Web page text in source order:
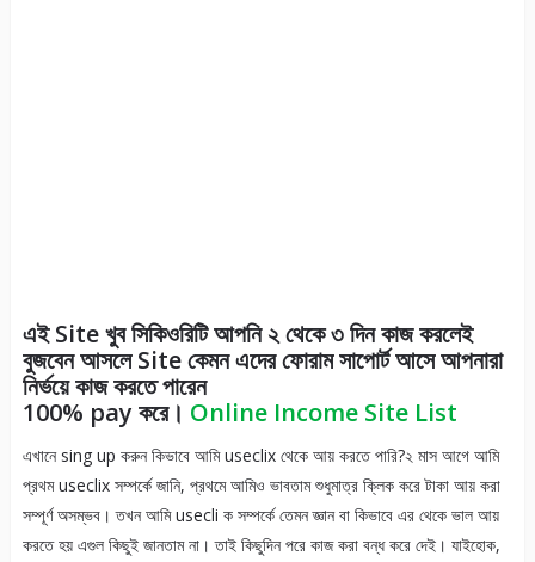
এই Site খুব সিকিওরিটি আপনি ২ থেকে ৩ দিন কাজ করলেই
বুজবেন আসলে Site কেমন এদের ফোরাম সাপোর্ট আসে আপনারা
নির্ভয়ে কাজ করতে পারেন
100% pay করে। Online Income Site List
এখানে sing up করুন কিভাবে আমি useclix থেকে আয় করতে পারি?২ মাস আগে আমি
প্রথম useclix সম্পর্কে জানি, প্রথমে আমিও ভাবতাম শুধুমাত্র ক্লিক করে টাকা আয় করা
সম্পূর্ণ অসম্ভব। তখন আমি usecli ক সম্পর্কে তেমন জ্ঞান বা কিভাবে এর থেকে ভাল আয়
করতে হয় এগুল কিছুই জানতাম না। তাই কিছুদিন পরে কাজ করা বন্ধ করে দেই। যাইহোক,